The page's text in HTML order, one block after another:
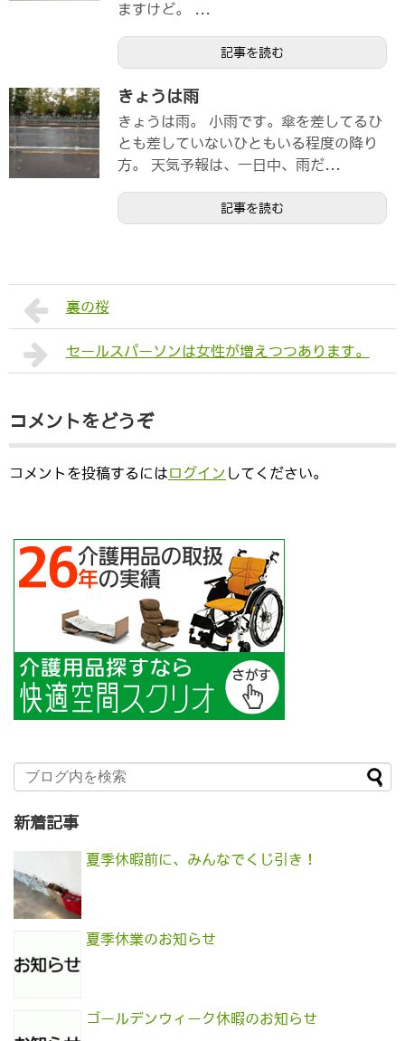
ますけど。 ...
記事を読む
きょうは雨
きょうは雨。 小雨です。傘を差してるひ
とも差していないひともいる程度の降り
方。 天気予報は、一日中、雨だ...
記事を読む
裏の桜
セールスパーソンは女性が増えつつあります。
コメントをどうぞ
コメントを投稿するにはログイン してください。
新着記事
夏季休暇前に、みんなでくじ引き！
夏季休業のお知らせ
ゴールデンウィーク休暇のお知らせ